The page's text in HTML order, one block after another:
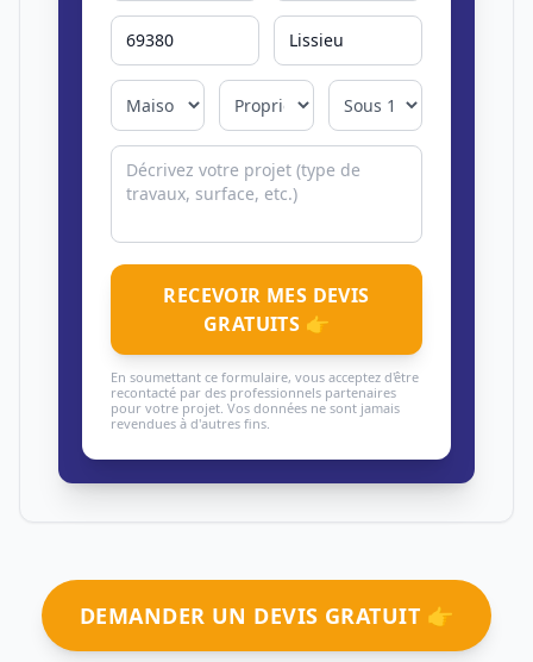
RECEVOIR MES DEVIS
GRATUITS 👉
En soumettant ce formulaire, vous acceptez d'être
recontacté par des professionnels partenaires
pour votre projet. Vos données ne sont jamais
revendues à d'autres fins.
DEMANDER UN DEVIS GRATUIT 👉